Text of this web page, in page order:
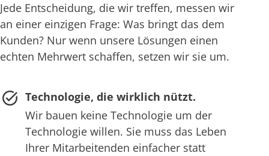
Jede Entscheidung, die wir treffen, messen wir
an einer einzigen Frage: Was bringt das dem
Kunden? Nur wenn unsere Lösungen einen
echten Mehrwert schaffen, setzen wir sie um.
Technologie, die wirklich nützt.
Wir bauen keine Technologie um der
Technologie willen. Sie muss das Leben
Ihrer Mitarbeitenden einfacher statt